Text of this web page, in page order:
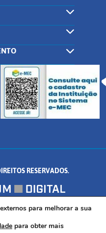
RESERVADOS.
FORMIGA/MG - CEP:
para melhorar a sua
para obter mais